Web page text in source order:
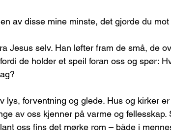
av disse mine minste, det gjorde du mot
Jesus selv. Han løfter fram de små, de
de holder et speil foran oss og spør:
lys, forventning og glede. Hus og kirker
av oss kjenner på varme og fellesskap.
oss fins det mørke rom – både i